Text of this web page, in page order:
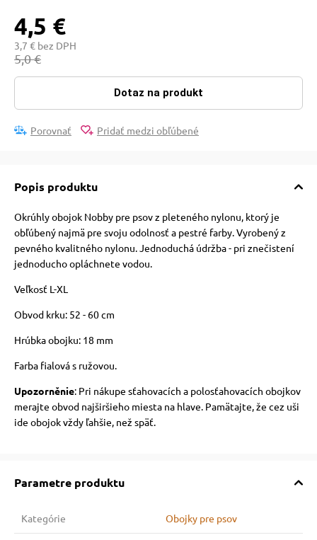
mačky
podložky
4,5 €
3,7 € bez DPH
5,0 €
Dotaz na produkt
Porovnať Pridať medzi obľúbené
Popis produktu
Okrúhly obojok Nobby pre psov z pleteného nylonu, ktorý je
obľúbený najmä pre svoju odolnosť a pestré farby. Vyrobený z
pevného kvalitného nylonu. Jednoduchá údržba - pri znečistení
jednoducho opláchnete vodou.
Veľkosť L-XL
Obvod krku: 52 - 60 cm
Hrúbka obojku: 18 mm
Farba fialová s ružovou.
Upozorněnie: Pri nákupe sťahovacích a polosťahovacích obojkov
merajte obvod najširšieho miesta na hlave. Pamätajte, že cez uši
ide obojok vždy ľahšie, než späť.
Parametre produktu
Kategórie Obojky pre psov